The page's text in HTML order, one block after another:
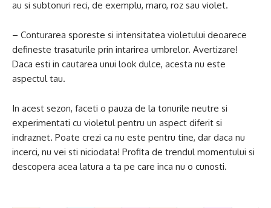
au si subtonuri reci, de exemplu, maro, roz sau violet.
– Conturarea sporeste si intensitatea violetului deoarece
defineste trasaturile prin intarirea umbrelor. Avertizare!
Daca esti in cautarea unui look dulce, acesta nu este
aspectul tau.
In acest sezon, faceti o pauza de la tonurile neutre si
experimentati cu violetul pentru un aspect diferit si
indraznet. Poate crezi ca nu este pentru tine, dar daca nu
incerci, nu vei sti niciodata! Profita de trendul momentului si
descopera acea latura a ta pe care inca nu o cunosti.